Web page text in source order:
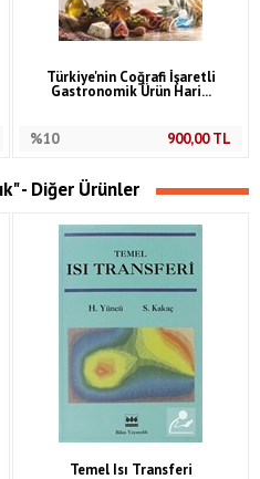
Türkiye'nin Coğrafi İşaretli
Gastronomik Ürün Hari...
%10 900,00TL
- Diğer Ürünler
Temel Isı Transferi